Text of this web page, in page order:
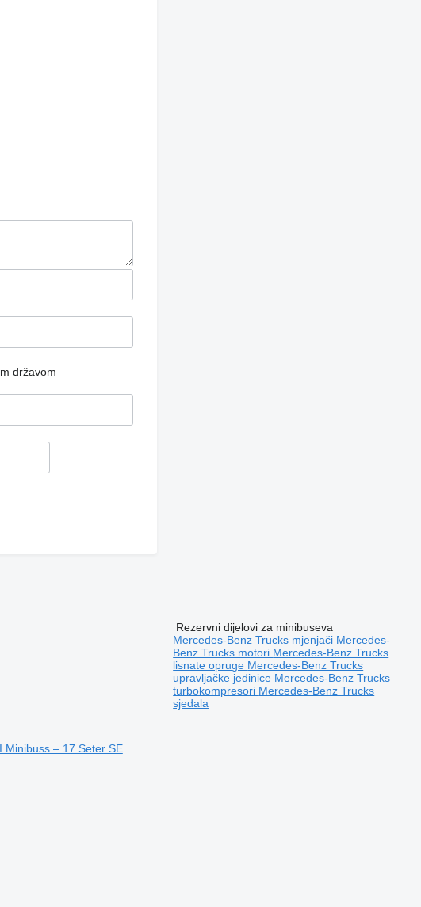
državom
Minibuss – 17 Seter SE
Rezervni dijelovi za minibuseva
Mercedes-Benz Trucks mjenjači Mercedes-
Benz Trucks motori Mercedes-Benz Trucks
lisnate opruge Mercedes-Benz Trucks
upravljačke jedinice Mercedes-Benz Trucks
turbokompresori Mercedes-Benz Trucks
sjedala